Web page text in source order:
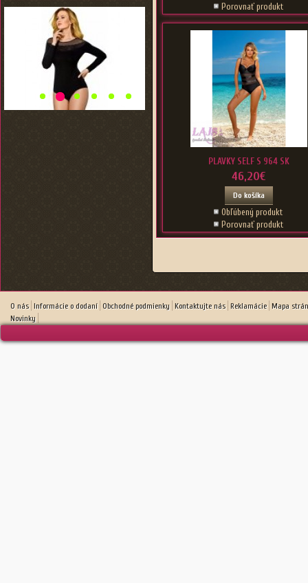
Porovnať produkt
PLAVKY SELF S 964 SK
46,20€
Do košíka
Obľúbený produkt
Porovnať produkt
O nás Informácie o dodaní Obchodné podmienky Kontaktujte nás Reklamácie Mapa
Novinky